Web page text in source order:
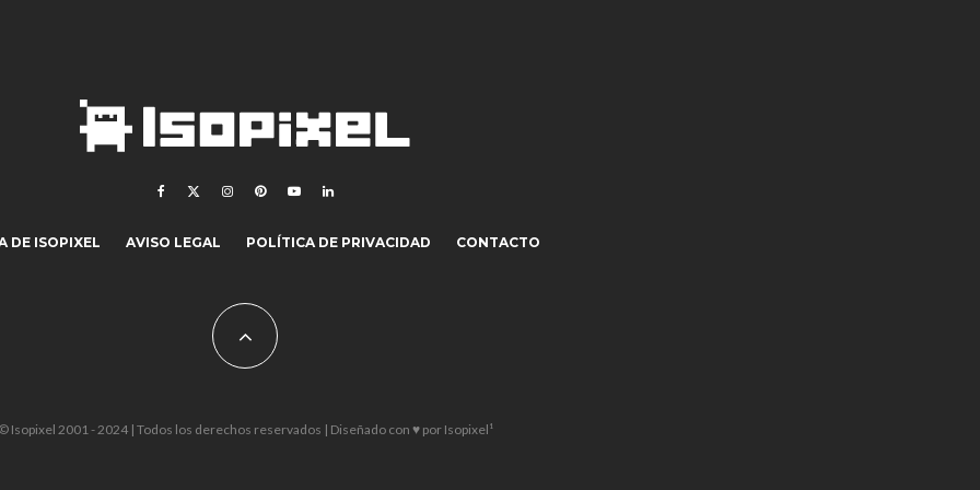
DE ISOPIXEL AVISO LEGAL POLÍTICA DE PRIVACIDAD CONTACTO
© Isopixel 2001 - 2024 | Todos los derechos reservados | Diseñado con ♥ por Isopixel¹